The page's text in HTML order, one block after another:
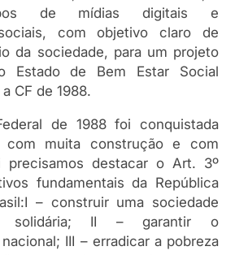
de mídias digitais e
com objetivo claro de
da sociedade, para um projeto
Estado de Bem Estar Social
CF de 1988.
de 1988 foi conquistada
muita construção e com
precisamos destacar o Art. 3º
fundamentais da República
– construir uma sociedade
solidária; II – garantir o
III – erradicar a pobreza